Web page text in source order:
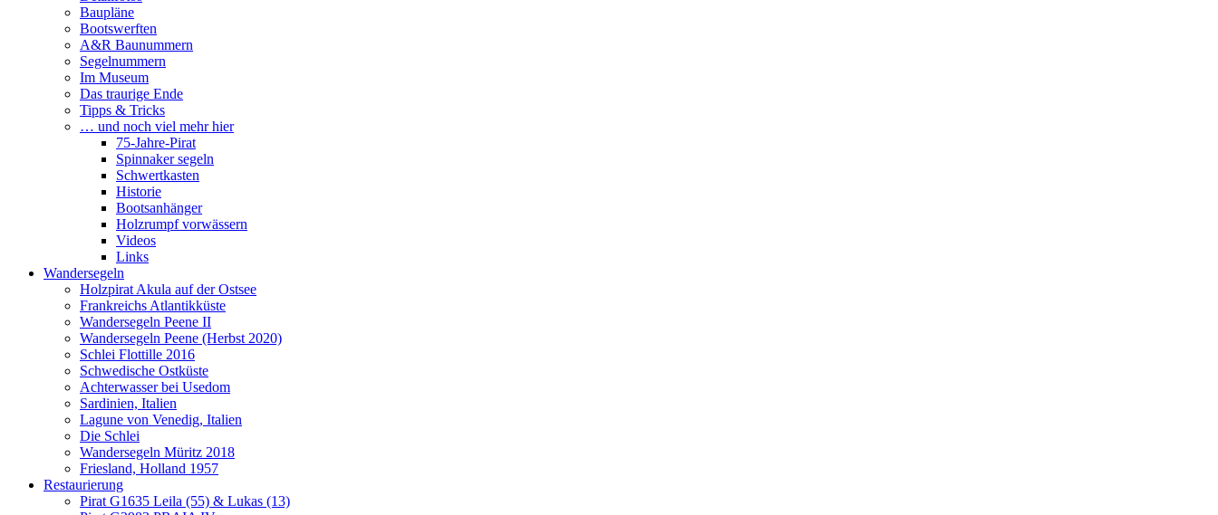
Baupläne
Bootswerften
A&R Baunummern
Segelnummern
Im Museum
Das traurige Ende
Tipps & Tricks
… und noch viel mehr hier
75-Jahre-Pirat
Spinnaker segeln
Schwertkasten
Historie
Bootsanhänger
Holzrumpf vorwässern
Videos
Links
Wandersegeln
Holzpirat Akula auf der Ostsee
Frankreichs Atlantikküste
Wandersegeln Peene II
Wandersegeln Peene (Herbst 2020)
Schlei Flottille 2016
Schwedische Ostküste
Achterwasser bei Usedom
Sardinien, Italien
Lagune von Venedig, Italien
Die Schlei
Wandersegeln Müritz 2018
Friesland, Holland 1957
Restaurierung
Pirat G1635 Leila (55) & Lukas (13)